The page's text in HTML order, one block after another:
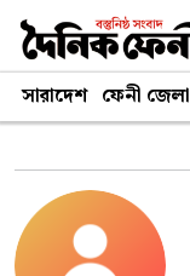
সারাদেশ ফেনী জেলা